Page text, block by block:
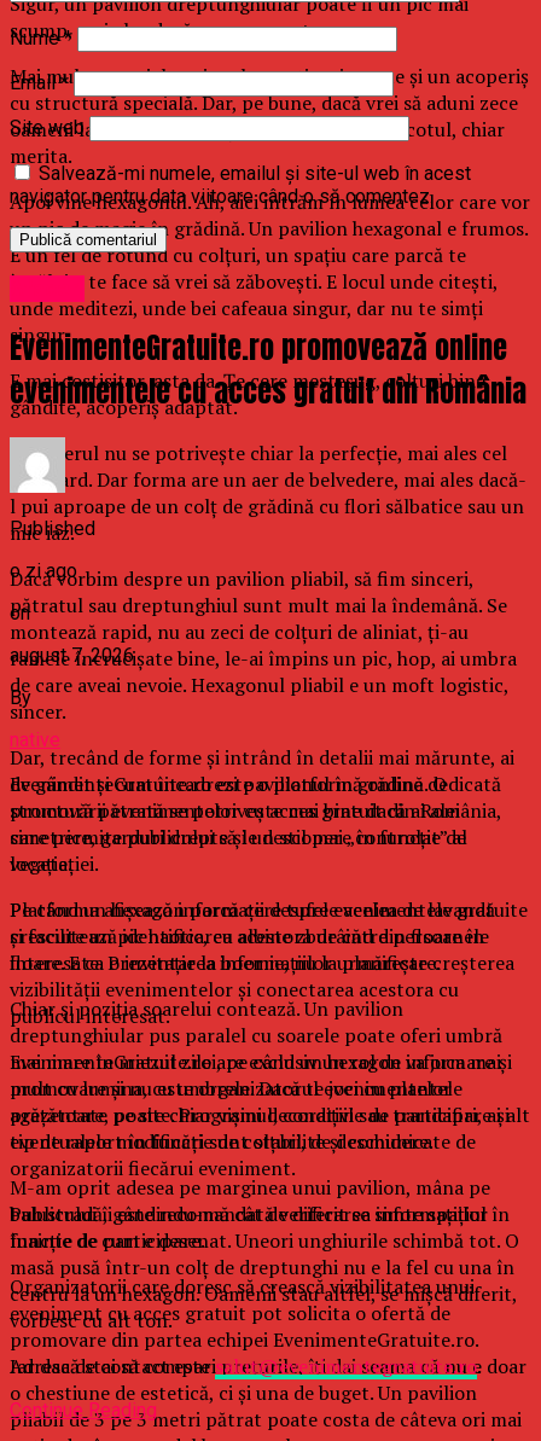
scump, mai ales dacă e permanent.
Mai mult material, mai multe susțineri, poate și un acoperiș
cu structură specială. Dar, pe bune, dacă vrei să aduni zece
oameni la masă, să te îmiști fără să dai cot cu cotul, chiar
merita.
Apoi vine hexagonul. Ah, aici intrăm în lumea celor care vor
un pic de magie în grădină. Un pavilion hexagonal e frumos.
E un fel de rotund cu colţuri, un spaţiu care parcă te
învăluie, te face să vrei să zăbovești. E locul unde citești,
unde meditezi, unde bei cafeaua singur, dar nu te simţi
singur.
E mai costisitor, asta da. Țe cere meșteșug, colțuri bine
gândite, acoperiș adaptat.
Mobilierul nu se potrivește chiar la perfecție, mai ales cel
standard. Dar forma are un aer de belvedere, mai ales dacă-
l pui aproape de un colț de grădină cu flori sălbatice sau un
mic iaz.
Dacă vorbim despre un pavilion pliabil, să fim sinceri,
pătratul sau dreptunghiul sunt mult mai la îndemână. Se
montează rapid, nu au zeci de colţuri de aliniat, ți-au
ramele încrucișate bine, le-ai împins un pic, hop, ai umbra
de care aveai nevoie. Hexagonul pliabil e un moft logistic,
sincer.
Dar, trecând de forme și intrând în detalii mai mărunte, ai
de gândit și cum încadrezi pavilionul în grădină. O
structură pătrată se potrivește mai bine dacă ai alei
simetrice, garduri drepte și un stil mai „controlat” al
vegetației.
Pe când un hexagon parcă cere tufele acelea de lavandă
crescute un pic haotic, cu albine zburâind din floare în
floare. E ca o invitație la boemie, nu la planificare.
Chiar și poziţia soarelui contează. Un pavilion
dreptunghiular pus paralel cu soarele poate oferi umbră
mai mare în miezul zilei, pe când un hexagon va juca mai
mult cu lumina, cu umbrele. Dacă te joci cu plantele
agăţătoare, poate chiar vișini decorativi sau trandafiri, ai alt
tip de raport în funcție de colțuri, de deschidere.
M-am oprit adesea pe marginea unui pavilion, mâna pe
balustradă, gândindu-mă cât de diferit se simte spaţiul în
funcție de cum e desenat. Uneori unghiurile schimbă tot. O
masă pusă într-un colț de dreptunghi nu e la fel cu una în
centru la un hexagon. Oamenii stau altfel, se mișcă diferit,
vorbesc cu alt ton.
Iar dacă stai să compari prețurile, îți dai seama că nu e doar
o chestiune de estetică, ci și una de buget. Un pavilion
pliabil de 3 pe 3 metri pătrat poate costa de câteva ori mai
Nume*
Email*
Site web
Salvează-mi numele, emailul și site-ul web în acest
navigator pentru data viitoare când o să comentez.
EvenimenteGratuite.ro promovează online
evenimentele cu acces gratuit din România
Published
o zi ago
on
august 7, 2026
By
native
EvenimenteGratuite.ro este o platformă online dedicată
promovării evenimentelor cu acces gratuit din România,
care permite publicului să le descopere în funcție de
locație.
Platforma afișează informații despre evenimentele gratuite
și facilitează identificarea acestora de către persoanele
interesate. Prezentarea informațiilor urmărește creșterea
vizibilității evenimentelor și conectarea acestora cu
publicul interesat.
EvenimenteGratuite.ro are exclusiv un rol de informare și
promovare și nu este organizatorul evenimentelor
prezentate pe site. Programul, condițiile de participare și
eventualele modificări sunt stabilite și comunicate de
organizatorii fiecărui eveniment.
Publicului îi este recomandată verificarea informațiilor
înainte de participare.
Organizatorii care doresc să crească vizibilitatea unui
eveniment cu acces gratuit pot solicita o ofertă de
promovare din partea echipei EvenimenteGratuite.ro.
Adresa de contact estesalut@evenimentegratuite.ro.
Continue Reading